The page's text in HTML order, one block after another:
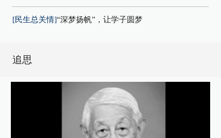
[民生总关情]“深梦扬帆”，让学子圆梦
追思